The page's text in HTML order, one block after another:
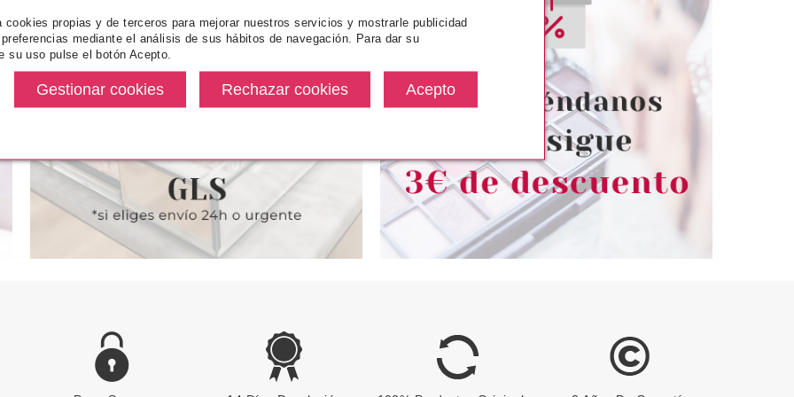
PROVENCE
100 GR
L´OCCITANE EN PROVENCE
L'OCCITANE EN PROVENCE
75 ML + CREMA MANOS 75 GR
+ LECHE CORPORAL 70 ML
L´OCCITANE EN PROVENCE
ML
L´OCCITANE EN PROVENCE
L'OCCITANE EN PROVENCE
CREMA CORPORAL ULTRA
LIGERA KARITÉ-BERGAMOTA
125 ML
Pvr 25.00€
-36%
desde
propias y de terceros para mejorar nuestros servicios y mostrarle publicidad
mediante el análisis de sus hábitos de navegación. Para dar su
su uso pulse el botón Acepto.